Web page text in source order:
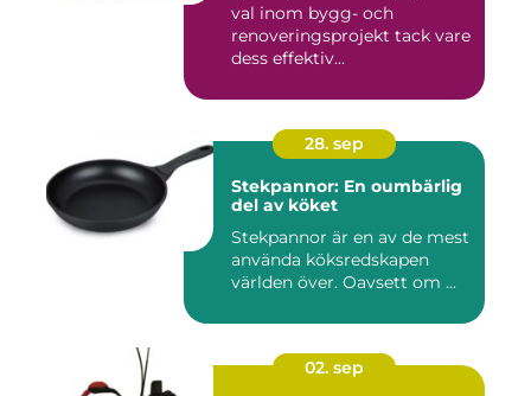
val inom bygg- och
renoveringsprojekt tack vare
dess effektiv...
28. sep
Stekpannor: En oumbärlig
del av köket
Stekpannor är en av de mest
använda köksredskapen
världen över. Oavsett om ...
02. sep